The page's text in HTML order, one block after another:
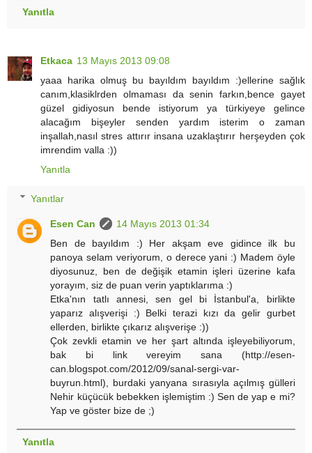
Yanıtla
Etkaca 13 Mayıs 2013 09:08
yaaa harika olmuş bu bayıldım bayıldım :)ellerine sağlık
canım,klasiklrden olmaması da senin farkın,bence gayet
güzel gidiyosun bende istiyorum ya türkiyeye gelince
alacağım bişeyler senden yardım isterim o zaman
inşallah,nasıl stres attırır insana uzaklaştırır herşeyden çok
imrendim valla :))
Yanıtla
Yanıtlar
Esen Can
14 Mayıs 2013 01:34
Ben de bayıldım :) Her akşam eve gidince ilk bu
panoya selam veriyorum, o derece yani :) Madem öyle
diyosunuz, ben de değişik etamin işleri üzerine kafa
yorayım, siz de puan verin yaptıklarıma :)
Etka'nın tatlı annesi, sen gel bi İstanbul'a, birlikte
yaparız alışverişi :) Belki terazi kızı da gelir gurbet
ellerden, birlikte çıkarız alışverişe :))
Çok zevkli etamin ve her şart altında işleyebiliyorum,
bak bi link vereyim sana (http://esen-
can.blogspot.com/2012/09/sanal-sergi-var-
buyrun.html), burdaki yanyana sırasıyla açılmış gülleri
Nehir küçücük bebekken işlemiştim :) Sen de yap e mi?
Yap ve göster bize de ;)
Yanıtla